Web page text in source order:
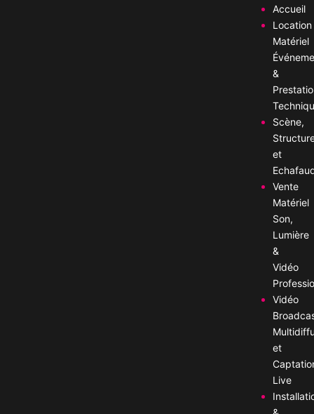
Accueil
Location
Matériel
&
Scène,
et
Vente
Matériel
Son,
Lumière
&
Vidéo
Vidéo
et
Live